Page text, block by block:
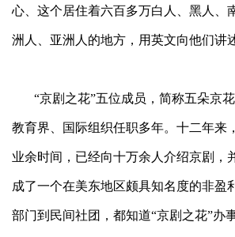
心、这个居住着六百多万白人、黑人、
洲人、亚洲人的地方，用英文向他们讲
“京剧之花”五位成员，简称五朵京花
教育界、国际组织任职多年。十二年来
业余时间，已经向十万余人介绍京剧，
成了一个在美东地区颇具知名度的非盈
部门到民间社团，都知道“京剧之花”办